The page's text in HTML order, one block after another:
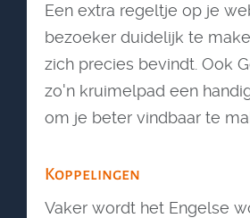
Een extra regeltje op je
bezoeker duidelijk te
zich precies bevindt. Ook
zo'n kruimelpad een
om je beter vindbaar te
Koppelingen
Vaker wordt het Engelse